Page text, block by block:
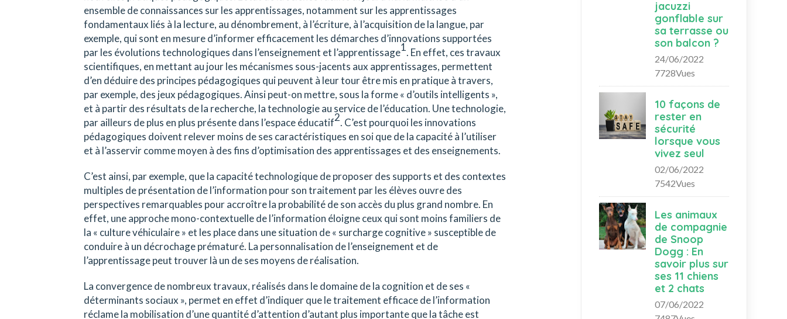
ensemble de connaissances sur les apprentissages, notamment sur les apprentissages
fondamentaux liés à la lecture, au dénombrement, à l’écriture, à l’acquisition de la langue, par
exemple, qui sont en mesure d’informer efficacement les démarches d’innovations supportées
par les évolutions technologiques dans l’enseignement et l’apprentissage1. En effet, ces travaux
scientifiques, en mettant au jour les mécanismes sous-jacents aux apprentissages, permettent
d’en déduire des principes pédagogiques qui peuvent à leur tour être mis en pratique à travers,
par exemple, des jeux pédagogiques. Ainsi peut-on mettre, sous la forme « d’outils intelligents »,
et à partir des résultats de la recherche, la technologie au service de l’éducation. Une technologie,
par ailleurs de plus en plus présente dans l’espace éducatif2. C’est pourquoi les innovations
pédagogiques doivent relever moins de ses caractéristiques en soi que de la capacité à l’utiliser
et à l’asservir comme moyen à des fins d’optimisation des apprentissages et des enseignements.
C’est ainsi, par exemple, que la capacité technologique de proposer des supports et des contextes
multiples de présentation de l’information pour son traitement par les élèves ouvre des
perspectives remarquables pour accroître la probabilité de son accès du plus grand nombre. En
effet, une approche mono-contextuelle de l’information éloigne ceux qui sont moins familiers de
la « culture véhiculaire » et les place dans une situation de « surcharge cognitive » susceptible de
conduire à un décrochage prématuré. La personnalisation de l’enseignement et de
l’apprentissage peut trouver là un de ses moyens de réalisation.
La convergence de nombreux travaux, réalisés dans le domaine de la cognition et de ses «
déterminants sociaux », permet en effet d’indiquer que le traitement efficace de l’information
réclame la mobilisation d’une quantité d’attention d’autant plus importante que la tâche est
jacuzzi
gonflable sur
sa terrasse ou
son balcon ?
24/06/2022
7728Vues
10 façons de
rester en
sécurité
lorsque vous
vivez seul
02/06/2022
7542Vues
Les animaux
de compagnie
de Snoop
Dogg : En
savoir plus sur
ses 11 chiens
et 2 chats
07/06/2022